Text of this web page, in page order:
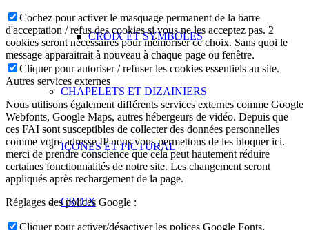
CROIX ET SYMBOLES
CHAPELETS ET DIZAINIERS
ICONES ET PICTURAL
CROIX
Cochez pour activer le masquage permanent de la barre
d'acceptation / refus des cookies si vous ne les acceptez pas. 2
cookies seront nécessaires pour mémoriser ce choix. Sans quoi le
message apparaitrait à nouveau à chaque page ou fenêtre.
Cliquer pour autoriser / refuser les cookies essentiels au site.
Autres services externes
Nous utilisons également différents services externes comme Google
Webfonts, Google Maps, autres hébergeurs de vidéo. Depuis que
ces FAI sont susceptibles de collecter des données personnelles
comme votre adresse IP nous vous permettons de les bloquer ici.
merci de prendre conscience que cela peut hautement réduire
certaines fonctionnalités de notre site. Les changement seront
appliqués après rechargement de la page.
Réglages des polices Google :
Cliquer pour activer/désactiver les polices Google Fonts.